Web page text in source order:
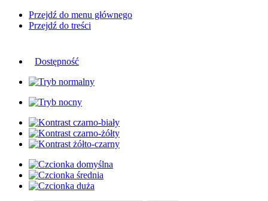
Przejdź do menu głównego
Przejdź do treści
Dostępność